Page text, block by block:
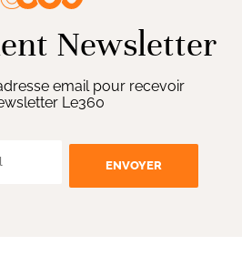
Newsletter
email pour recevoir
Le360
ENVOYER